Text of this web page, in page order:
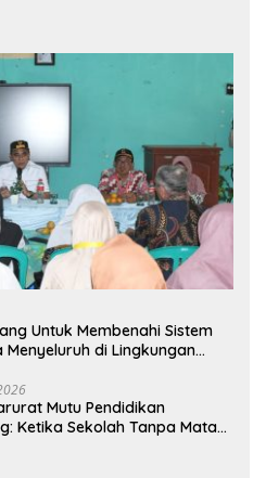
Untuk Membenahi Sistem
di Lingkungan
Mutu Pendidikan
Ketika Sekolah Tanpa Mata